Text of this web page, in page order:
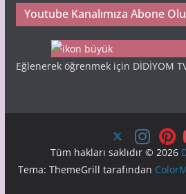
Youtube Kanalımıza Abone
Eğlenerek öğrenmek için DİDİYOM
Tüm hakları saklıdır © 2026
Tema: ThemeGrill tarafından